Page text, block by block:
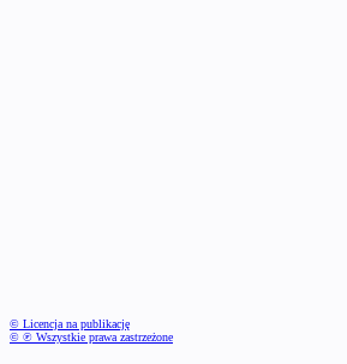
© Licencja na publikację
© ℗ Wszystkie prawa zastrzeżone